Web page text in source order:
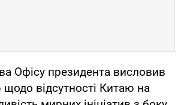
Офісу президента висловив
відсутності Китаю на